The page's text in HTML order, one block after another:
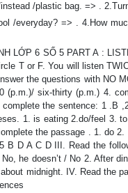
/plastic bag. => .
/everyday? => . 4.How
LỚP 6 SỐ 5 PART A :
T or F. You will listen
the questions with NO
(p.m.)/ six-thirty (p.m.) 4.
complete the sentence: 1
1. is eating 2.do/feel 3.
the passage . 1. do
B D A C D III. Read the
he doesn’t / No 2. After
midnight. IV. Read the